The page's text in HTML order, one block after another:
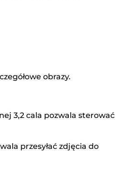
obrazy.
3,2 cala pozwala sterować
przesyłać zdjęcia do